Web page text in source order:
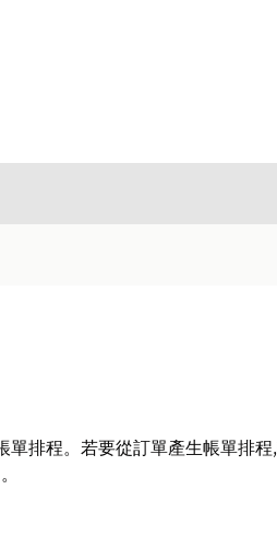
排程。若要從訂單產生帳單排程